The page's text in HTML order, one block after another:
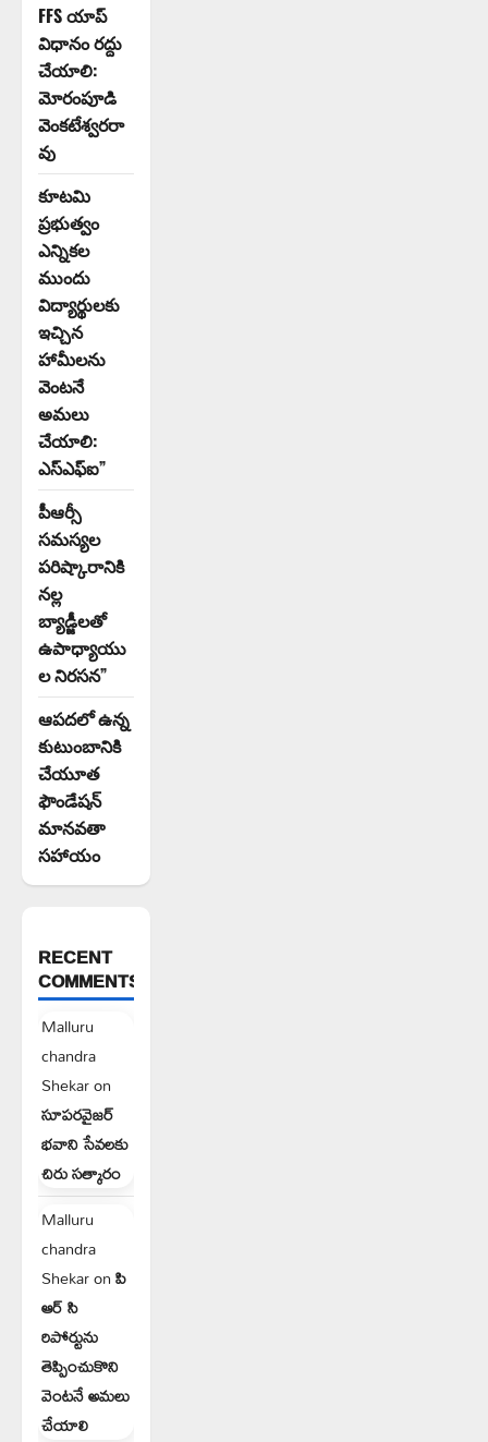
FFS యాప్
విధానం రద్దు
చేయాలి:
మోరంపూడి
వెంకటేశ్వరరా
వు
కూటమి
ప్రభుత్వం
ఎన్నికల
ముందు
విద్యార్థులకు
ఇచ్చిన
హామీలను
వెంటనే
అమలు
చేయాలి:
ఎస్ఎఫ్ఐ”
పీఆర్సీ
సమస్యల
పరిష్కారానికి
నల్ల
బ్యాడ్జీలతో
ఉపాధ్యాయు
ల నిరసన”
ఆపదలో ఉన్న
కుటుంబానికి
చేయూత
ఫౌండేషన్
మానవతా
సహాయం
RECENT
COMMENTS
Malluru
chandra
Shekaron
సూపరవైజర్
భవాని సేవలకు
చిరు సత్కారం
Malluru
chandra
Shekaronపి
ఆర్ సి
రిపోర్టును
తెప్పించుకొని
వెంటనే అమలు
చేయాలి